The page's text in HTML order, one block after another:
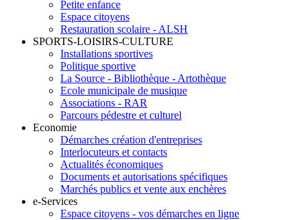
Petite enfance
Espace citoyens
Restauration scolaire - ALSH
SPORTS-LOISIRS-CULTURE
Installations sportives
Politique sportive
La Source - Bibliothèque - Artothèque
Ecole municipale de musique
Associations - RAR
Parcours pédestre et culturel
Economie
Démarches création d'entreprises
Interlocuteurs et contacts
Actualités économiques
Documents et autorisations spécifiques
Marchés publics et vente aux enchères
e-Services
Espace citoyens - vos démarches en ligne